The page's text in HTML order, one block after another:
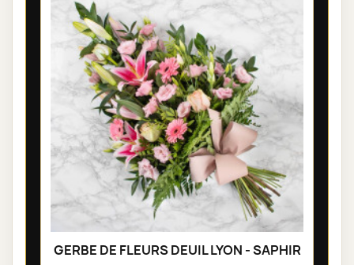
GERBE DE FLEURS DEUIL LYON - SAPHIR